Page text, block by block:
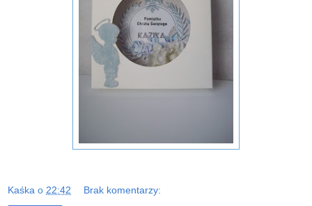
Kaśka o 22:42 Brak komentarzy: